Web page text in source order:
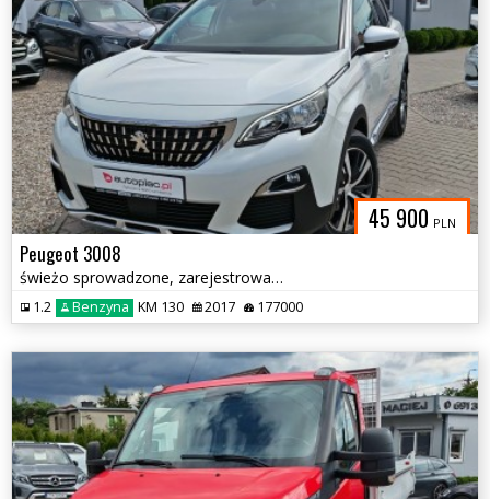
45 900 PLN
Peugeot 3008
świeżo sprowadzone, zarejestrowane
1.2 Benzyna KM 130 2017 177000